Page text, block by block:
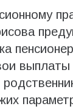
выплаты